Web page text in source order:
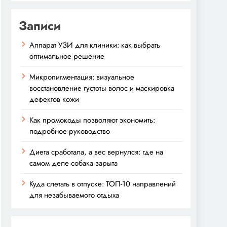
Записи
Аппарат УЗИ для клиники: как выбрать
оптимальное решение
Микропигментация: визуальное
восстановление густоты волос и маскировка
дефектов кожи
Как промокоды позволяют экономить:
подробное руководство
Диета сработала, а вес вернулся: где на
самом деле собака зарыта
Куда слетать в отпуске: ТОП-10 направлений
для незабываемого отдыха